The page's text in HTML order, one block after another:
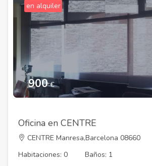
en alquiler
900€
Oficina en CENTRE
CENTRE Manresa,Barcelona 08660
Habitaciones: 0
Baños: 1